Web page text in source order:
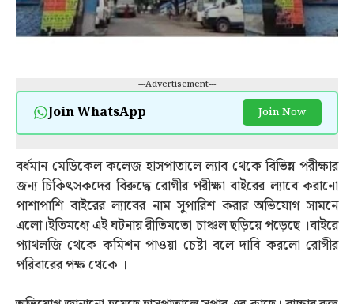
---Advertisement---
Join WhatsApp Join Now
বর্ধমান মেডিকেল কলেজ হাসপাতালে ল্যাব থেকে বিভিন্ন পরীক্ষার
জন্য চিকিৎসকদের বিরুদ্ধে রোগীর পরীক্ষা বাইরের ল্যাবে করানো
পাশাপাশি বাইরের ল্যাবের নাম সুপারিশ করার অভিযোগ সামনে
এলো।ইতিমধ্যে এই ঘটনায় রীতিমতো চাঞ্চল ছড়িয়ে পড়েছে ।বাইরে
প্যাথলজি থেকে কমিশন পাওয়া চেষ্টা বলে দাবি করলো রোগীর
পরিবারের পক্ষ থেকে ।